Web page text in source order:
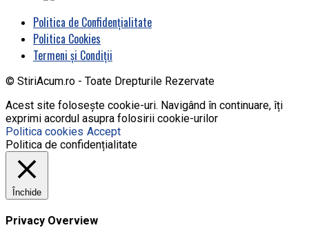
Politica de Confidențialitate
Politica Cookies
Termeni și Condiții
© StiriAcum.ro - Toate Drepturile Rezervate
Acest site folosește cookie-uri. Navigând în continuare, îți
exprimi acordul asupra folosirii cookie-urilor
Politica cookies Accept
Politica de confidențialitate
Închide
Privacy Overview